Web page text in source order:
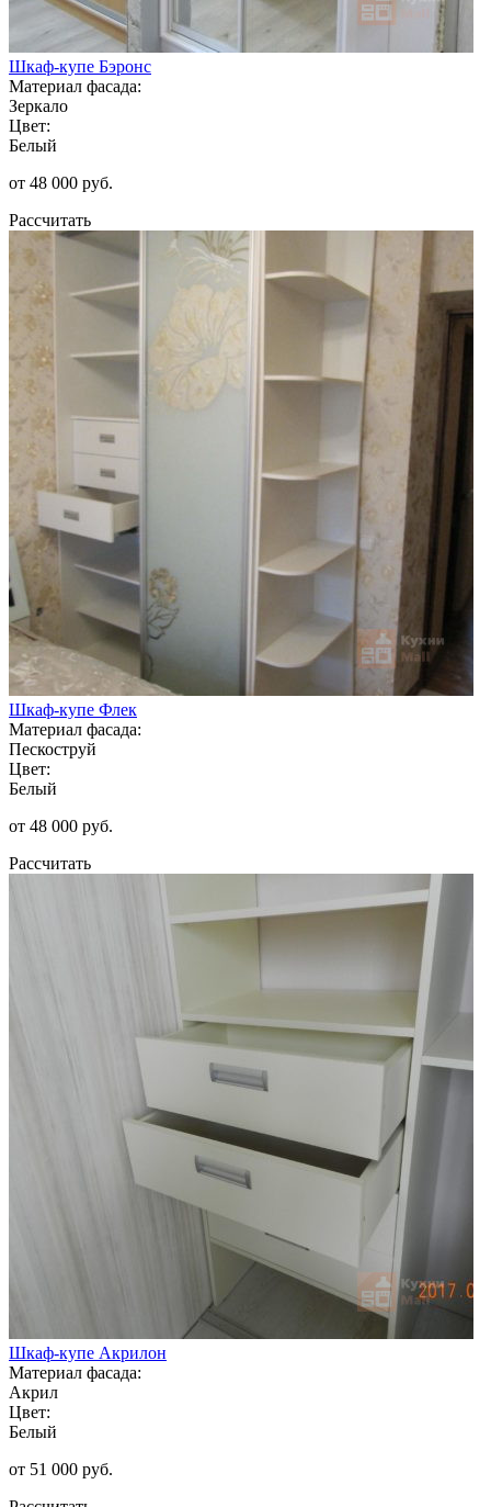
Шкаф-купе Бэронс
Материал фасада:
Зеркало
Цвет:
Белый
от 48 000 руб.
Рассчитать
Шкаф-купе Флек
Материал фасада:
Пескоструй
Цвет:
Белый
от 48 000 руб.
Рассчитать
Шкаф-купе Акрилон
Материал фасада:
Акрил
Цвет:
Белый
от 51 000 руб.